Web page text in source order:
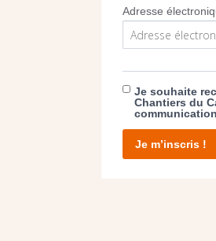
VOTRE DON
PERMET D’AGIR
Adresse
Je souhaite
Chantiers du
Je m’inscris !